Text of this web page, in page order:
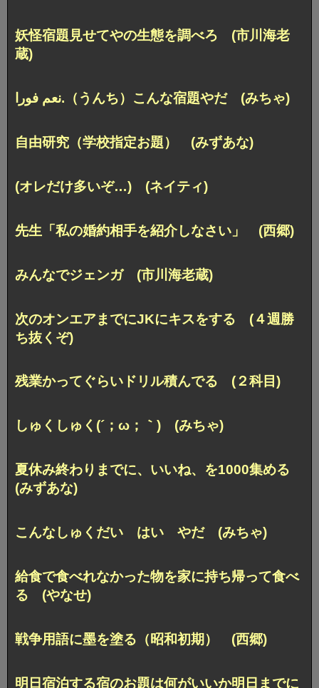
妖怪宿題見せてやの生態を調べろ (市川海老
蔵)
نعم فورا.（うんち）こんな宿題やだ (みちゃ)
自由研究（学校指定お題） (みずあな)
(オレだけ多いぞ…) (ネイティ)
先生「私の婚約相手を紹介しなさい」 (西郷)
みんなでジェンガ (市川海老蔵)
次のオンエアまでにJKにキスをする (４週勝
ち抜くぞ)
残業かってぐらいドリル積んでる (２科目)
しゅくしゅく(´；ω；｀) (みちゃ)
夏休み終わりまでに、いいね、を1000集める
(みずあな)
こんなしゅくだい はい やだ (みちゃ)
給食で食べれなかった物を家に持ち帰って食べ
る (やなせ)
戦争用語に墨を塗る（昭和初期） (西郷)
明日宿泊する宿のお題は何がいいか明日までに